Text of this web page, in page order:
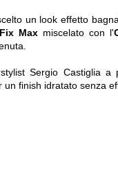
un look effetto
Fix Max miscelato con l'
Sergio Castiglia a
un finish idratato senza